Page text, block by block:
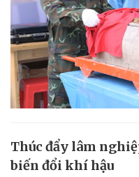
Thúc đẩy lâm
biến đổi khí hậu